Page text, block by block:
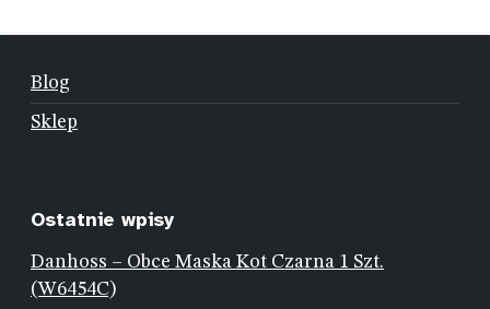
Blog
Sklep
Ostatnie wpisy
Danhoss – Obce Maska Kot Czarna 1 Szt.
(W6454C)